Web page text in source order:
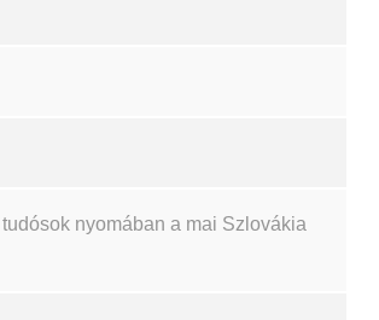
nyomában a mai Szlovákia